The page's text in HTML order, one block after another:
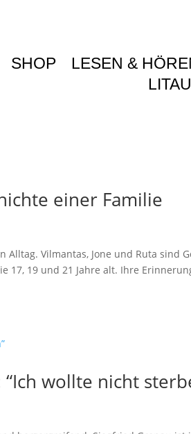
SHOP LESEN &
einer Familie
Vilmantas, Jone und Ruta sind
17, 19 und 21 Jahre alt. Ihre
wollte nicht